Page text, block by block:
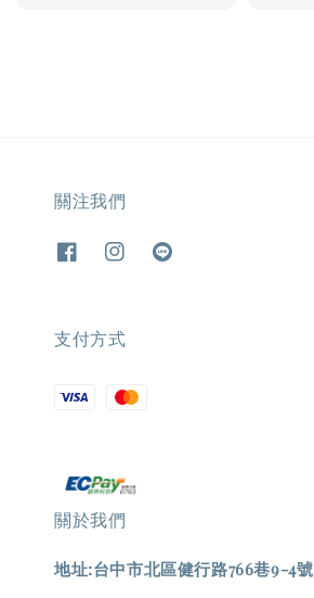
關注我們
支付方式
關於我們
地址:台中市北區健行路766巷9-4號